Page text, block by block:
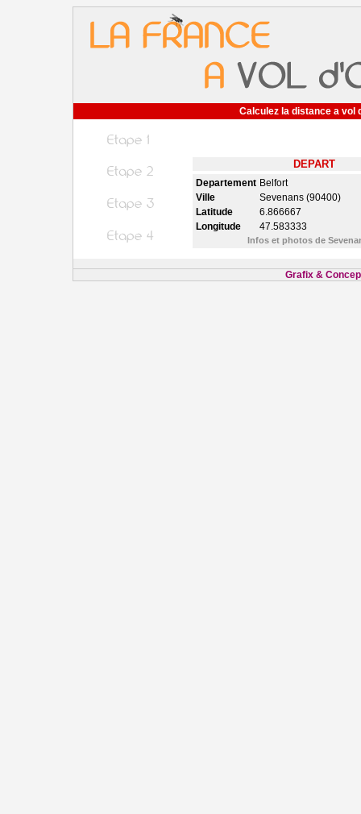
Calculez la distance a vol
DEPART
Departement Belfort
Ville
Sevenans (90400)
Latitude
6.866667
Longitude
47.583333
Infos et photos de
Grafix &